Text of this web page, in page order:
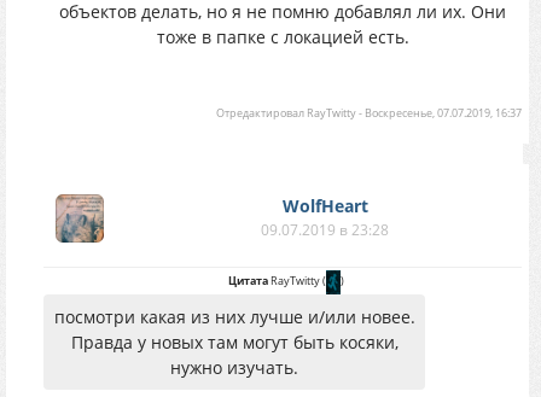
объектов делать, но я не помню добавлял ли их. Они
тоже в папке с локацией есть.
Отредактировал RayTwitty- Воскресенье, 07.07.2019, 16:37
WolfHeart
09.07.2019 в 23:28
ЦитатаRayTwitty( )
посмотри какая из них лучше и/или новее.
Правда у новых там могут быть косяки,
нужно изучать.